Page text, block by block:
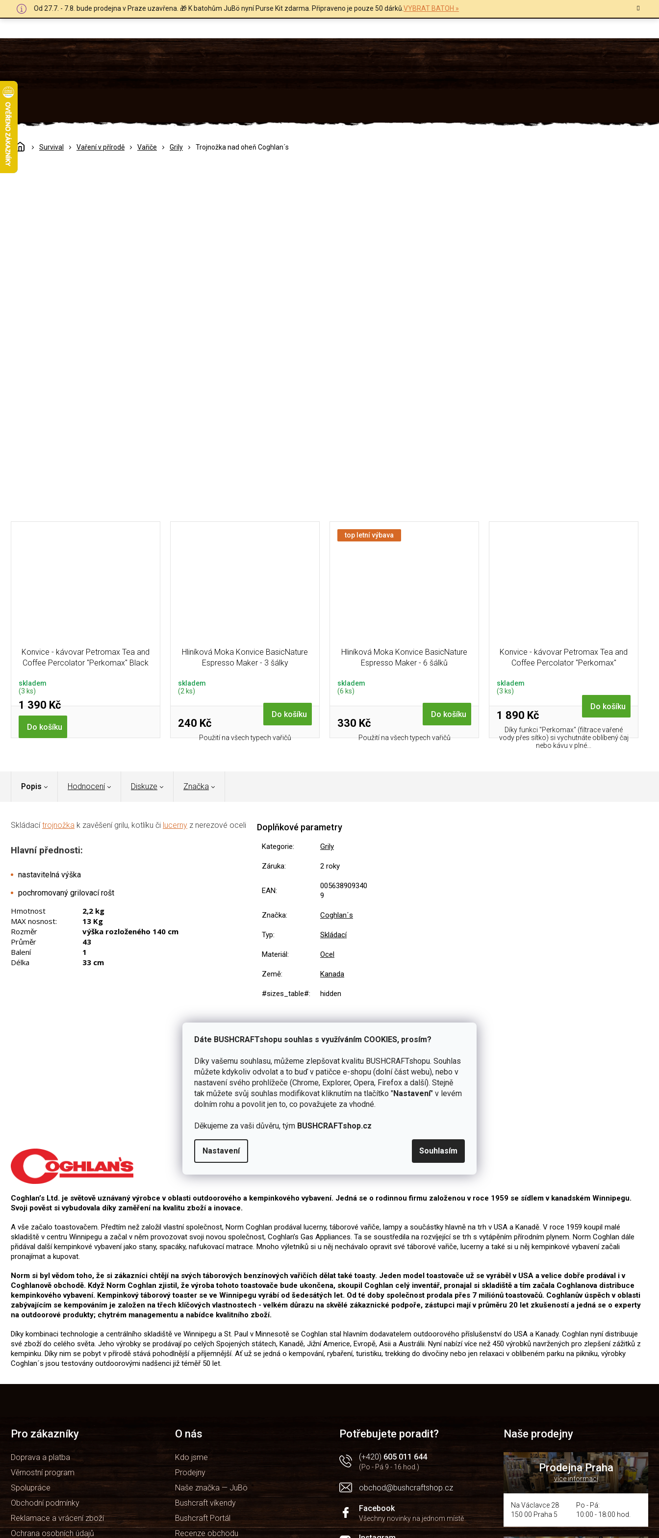
Dáte BUSHCRAFTshopu souhlas s využíváním COOKIES, prosím?
Díky vašemu souhlasu, můžeme zlepšovat kvalitu BUSHCRAFTshopu. Souhlas
můžete kdykoliv odvolat a to buď v patičce e-shopu (dolní část webu), nebo v
nastavení svého prohlížeče (Chrome, Explorer, Opera, Firefox a další). Stejně
tak můžete svůj souhlas modifikovat kliknutím na tlačítko "Nastavení" v levém
dolním rohu a povolit jen to, co považujete za vhodné.
Děkujeme za vaši důvěru, tým BUSHCRAFTshop.cz
Nastavení Souhlasím
Od 27.7. - 7.8. bude prodejna v Praze uzavřena. 🎁 K batohům JuBö nyní Purse Kit zdarma. Připraveno je pouze 50 dárků.VYBRAT BATOH »
DomůSurvival Vaření v přírodě Vařiče Grily Trojnožka nad oheň Coghlan´s
Konvice - kávovar Petromax Tea and
Coffee Percolator "Perkomax" Black
skladem
(3 ks)
1 390 Kč
Do košíku
Hliníková Moka Konvice BasicNature
Espresso Maker - 3 šálky
skladem
(2 ks)
240 Kč
Do košíku
Použití na všech typech vařičů
top letní výbava
Hliníková Moka Konvice BasicNature
Espresso Maker - 6 šálků
skladem
(6 ks)
330 Kč
Do košíku
Použití na všech typech vařičů
Konvice - kávovar Petromax Tea and
Coffee Percolator "Perkomax"
skladem
(3 ks)
1 890 Kč
Do košíku
Díky funkci "Perkomax" (filtrace vařené
vody přes sítko) si vychutnáte oblíbený čaj
nebo kávu v plné...
Popis Hodnocení Diskuze Značka
Skládacítrojnožka k zavěšení grilu, kotlíku či lucerny z nerezové oceli
Hlavní přednosti:
nastavitelná výška
pochromovaný grilovací rošt
Hmotnost
2,2 kg
MAX nosnost:
13 Kg
Rozměr
výška rozloženého 140 cm
Průměr
43
Balení
1
Délka
33 cm
Doplňkové parametry
Kategorie: Grily
Záruka: 2 roky
EAN:
005638909340
9
Značka: Coghlan´s
Typ: Skládací
Materiál: Ocel
Země: Kanada
#sizes_table#: hidden
Přidat hodnocení
Coghlan’s Ltd. je světově uznávaný výrobce v oblasti outdoorového a kempinkového vybavení. Jedná se o rodinnou firmu založenou v roce 1959 se sídlem v kanadském Winnipegu.
Svoji pověst si vybudovala díky zaměření na kvalitu zboží a inovace.
A vše začalo toastovačem. Předtím než založil vlastní společnost, Norm Coghlan prodával lucerny, táborové vařiče, lampy a součástky hlavně na trh v USA a Kanadě. V roce 1959 koupil malé
skladiště v centru Winnipegu a začal v něm provozovat svoji novou společnost, Coghlan’s Gas Appliances. Ta se soustředila na rozvíjející se trh s vytápěním přírodním plynem. Norm Coghlan dále
přidával další kempinkové vybavení jako stany, spacáky, nafukovací matrace. Mnoho výletníků si u něj nechávalo opravit své táborové vařiče, lucerny a také si u něj kempinkové vybavení začali
pronajímat a kupovat.
Norm si byl vědom toho, že si zákazníci chtějí na svých táborových benzínových vařičích dělat také toasty. Jeden model toastovače už se vyráběl v USA a velice dobře prodával i v
Coghlanově obchodě. Když Norm Coghlan zjistil, že výroba tohoto toastovače bude ukončena, skoupil Coghlan celý inventář, pronajal si skladiště a tím začala Coghlanova distribuce
kempinkového vybavení. Kempinkový táborový toaster se ve Winnipegu vyrábí od šedesátých let. Od té doby společnost prodala přes 7 miliónů toastovačů. Coghlanův úspěch v oblasti
zabývajícím se kempováním je založen na třech klíčových vlastnostech - velkém důrazu na skvělé zákaznické podpoře, zástupci mají v průměru 20 let zkušeností a jedná se o experty
na outdoorové produkty; chytrém managementu a nabídce kvalitního zboží.
Díky kombinaci technologie a centrálního skladiště ve Winnipegu a St. Paul v Minnesotě se Coghlan stal hlavním dodavatelem outdoorového příslušenství do USA a Kanady. Coghlan nyní distribuuje
své zboží do celého světa. Jeho výrobky se prodávají po celých Spojených státech, Kanadě, Jižní Americe, Evropě, Asii a Austrálii. Nyní nabízí více než 450 výrobků navržených pro zlepšení zážitků z
kempinku. Díky nim se pobyt v přírodě stává pohodlnější a příjemnější. Ať už se jedná o kempování, rybaření, turistiku, trekking do divočiny nebo jen relaxaci v oblíbeném parku na pikniku, výrobky
Coghlan´s jsou testovány outdoorovými nadšenci již téměř 50 let.
Pro zákazníky
Doprava a platba
Věrnostní program
Spolupráce
Obchodní podmínky
Reklamace a vrácení zboží
Ochrana osobních údajů
O nás
Kdo jsme
Prodejny
Naše značka — JuBö
Bushcraft víkendy
Bushcraft Portál
Recenze obchodu
Potřebujete poradit?
(+420) 605 011 644
(Po - Pá 9 - 16 hod.)
obchod@bushcraftshop.cz
Facebook
Všechny novinky na jednom místě
Naše prodejny
Prodejna Praha
více informací
Na Václavce 28
150 00 Praha 5
Po - Pá:
10:00 - 18:00 hod.